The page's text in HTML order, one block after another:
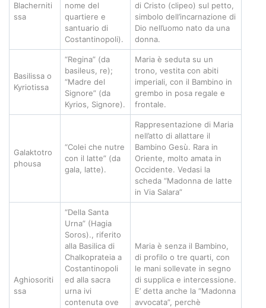
Blacherniti
ssa
nome del
quartiere e
santuario di
Costantinopoli).
di Cristo (clipeo) sul petto,
simbolo dell’incarnazione di
Dio nell’uomo nato da una
donna.
Basilissa o
Kyriotissa
“Regina” (da
basileus, re);
“Madre del
Signore” (da
Kyrios, Signore).
Maria è seduta su un
trono, vestita con abiti
imperiali, con il Bambino in
grembo in posa regale e
frontale.
Galaktotro
phousa
“Colei che nutre
con il latte” (da
gala, latte).
Rappresentazione di Maria
nell’atto di allattare il
Bambino Gesù. Rara in
Oriente, molto amata in
Occidente. Vedasi la
scheda “Madonna de latte
in Via Salara”
Aghiosoriti
ssa
“Della Santa
Urna” (Hagia
Soros)., riferito
alla Basilica di
Chalkoprateia a
Costantinopoli
ed alla sacra
urna ivi
contenuta ove
Maria è senza il Bambino,
di profilo o tre quarti, con
le mani sollevate in segno
di supplica e intercessione.
E’ detta anche la “Madonna
avvocata”, perchè